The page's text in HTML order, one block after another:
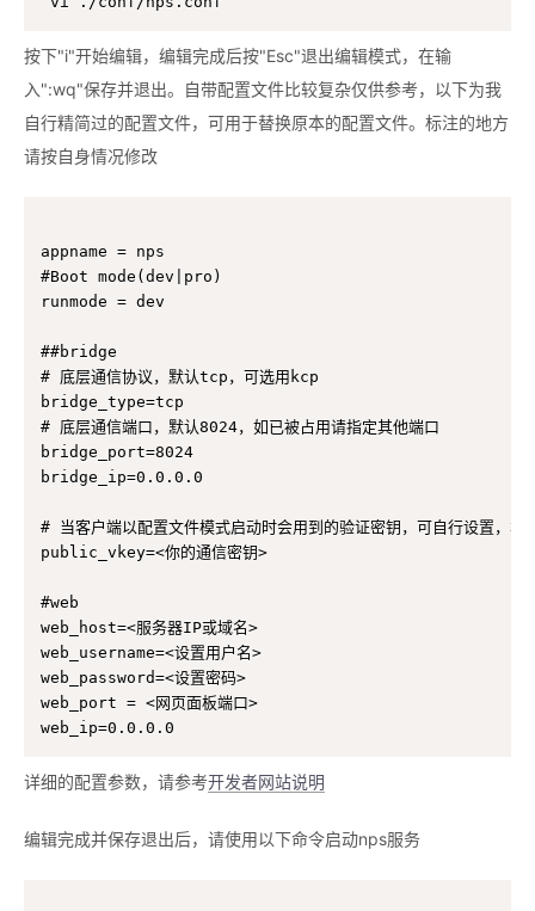
按下"i"开始编辑，编辑完成后按"Esc"退出编辑模式，在输
入":wq"保存并退出。自带配置文件比较复杂仅供参考，以下为我
自行精简过的配置文件，可用于替换原本的配置文件。标注的地方
请按自身情况修改
appname = nps
#Boot mode(dev|pro)
runmode = dev
##bridge
# 底层通信协议，默认tcp，可选用kcp
bridge_type=tcp
# 底层通信端口，默认8024，如已被占用请指定其他端口
bridge_port=8024
bridge_ip=0.0.0.0
# 当客户端以配置文件模式启动时会用到的验证密钥，可自行设置，本
public_vkey=<你的通信密钥>
#web
web_host=<服务器IP或域名>
web_username=<设置用户名>
web_password=<设置密码>
web_port = <网页面板端口>
详细的配置参数，请参考开发者网站说明
编辑完成并保存退出后，请使用以下命令启动nps服务